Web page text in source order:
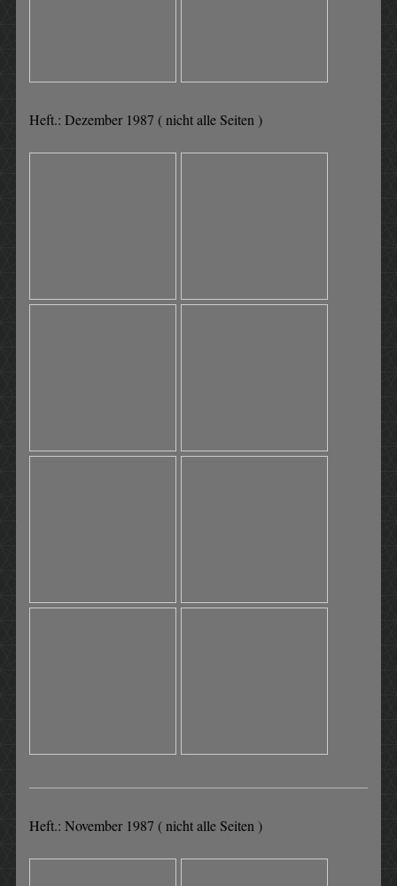
Heft.: Dezember 1987 ( nicht alle Seiten )
Heft.: November 1987 ( nicht alle Seiten )